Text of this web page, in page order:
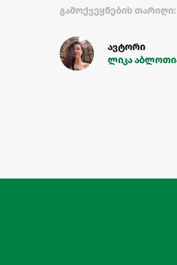
გამოქვეყნების თარიღი:
ავტორი
ლიკა